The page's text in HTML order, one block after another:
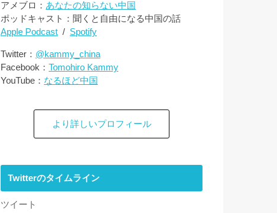
アメブロ： あなたの知らない中国
ポッドキャスト：聞くと自由になる中国の話
Apple Podcast / Spotify
Twitter： @kammy_china
Facebook： Tomohiro Kammy
YouTube： なるほど中国
より詳しいプロフィール
Twitterのタイムライン
ツイート